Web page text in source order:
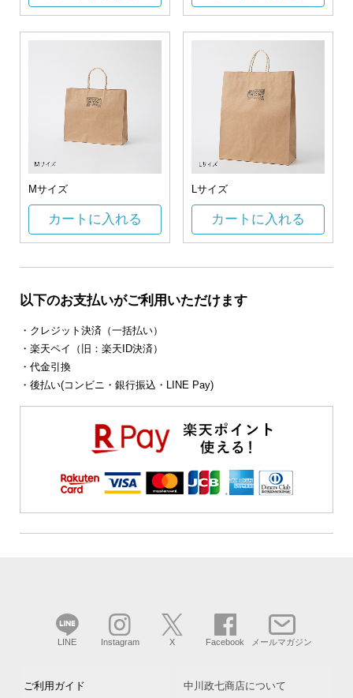
Mサイズ
カートに入れる
Lサイズ
カートに入れる
以下のお支払いがご利用いただけます
・クレジット決済（一括払い）
・楽天ペイ（旧：楽天ID決済）
・代金引換
・後払い(コンビニ・銀行振込・LINE Pay)
LINE Instagram X Facebook メールマガジン
ご利用ガイド 中川政七商店について